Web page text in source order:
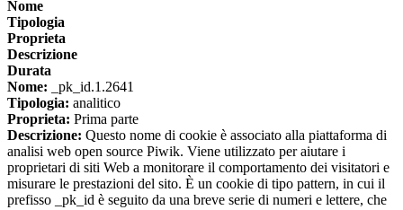
Nome
Tipologia
Proprieta
Descrizione
Durata
Nome: _pk_id.1.2641
Tipologia: analitico
Proprieta: Prima parte
Descrizione: Questo nome di cookie è associato alla piattaforma di
analisi web open source Piwik. Viene utilizzato per aiutare i
proprietari di siti Web a monitorare il comportamento dei visitatori e
misurare le prestazioni del sito. È un cookie di tipo pattern, in cui il
prefisso _pk_id è seguito da una breve serie di numeri e lettere, che